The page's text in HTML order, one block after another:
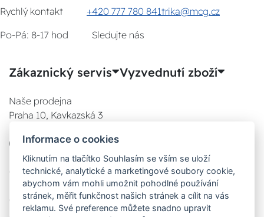
Rychlý kontakt +420 777 780 841trika@mcg.cz
Po-Pá: 8-17 hod
Sledujte nás
Zákaznický servis Vyzvednutí zboží
Naše prodejna
Praha 10, Kavkazská 3
777 780 841
08:00 - 17:00
08:00 - 17:00
Informace o cookies
Kliknutím na tlačítko Souhlasím se vším se uloží
technické, analytické a marketingové soubory cookie,
abychom vám mohli umožnit pohodlné používání
stránek, měřit funkčnost našich stránek a cílit na vás
reklamu. Své preference můžete snadno upravit